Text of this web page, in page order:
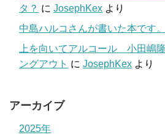
タ？ に JosephKex より
中島ハルコさんが書いた本です。
上を向いてアルコール 小田嶋
ングアウト に JosephKex より
アーカイブ
2025年